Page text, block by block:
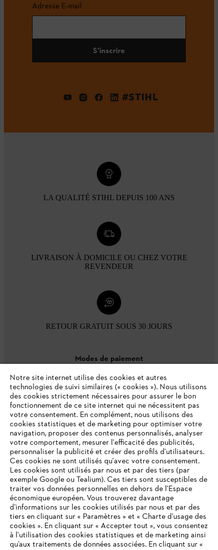
Adresse E-mail
S'inscrire
#STIHL
LA QUALITÉ STIHL DEPUIS 100 ANS
LIVRAISON À DOMICILE OU CHEZ VOTRE
REVENDEUR
RETOUR GRATUIT SOUS 30 JOURS
Modes de paiement
L'Entreprise
Questions / Réponses
Service
Notre site internet utilise des cookies et autres
technologies de suivi similaires (« cookies »). Nous utilisons
des cookies strictement nécessaires pour assurer le bon
fonctionnement de ce site internet qui ne nécessitent pas
votre consentement. En complément, nous utilisons des
cookies statistiques et de marketing pour optimiser votre
navigation, proposer des contenus personnalisés, analyser
votre comportement, mesurer l'efficacité des publicités,
personnaliser la publicité et créer des profils d'utilisateurs.
Ces cookies ne sont utilisés qu'avec votre consentement.
Les cookies sont utilisés par nous et par des tiers (par
exemple Google ou Tealium). Ces tiers sont susceptibles de
traiter vos données personnelles en dehors de l'Espace
économique européen. Vous trouverez davantage
d’informations sur les cookies utilisés par nous et par des
tiers en cliquant sur « Paramètres » et « Charte d’usage des
cookies ». En cliquant sur « Accepter tout », vous consentez
à l'utilisation des cookies statistiques et de marketing ainsi
qu’aux traitements de données associées. En cliquant sur «